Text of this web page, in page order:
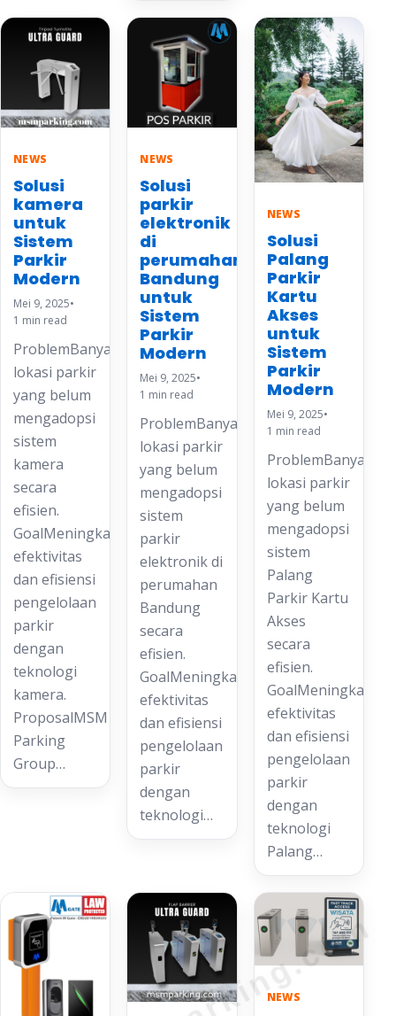
NEWS
Solusi
kamera
untuk
Sistem
Parkir
Modern
Mei 9, 2025•
1 min read
ProblemBanyak
lokasi parkir
yang belum
mengadopsi
sistem
kamera
secara
efisien.
GoalMeningkatkan
efektivitas
dan efisiensi
pengelolaan
parkir
dengan
teknologi
kamera.
ProposalMSM
Parking
Group…
NEWS
Solusi
parkir
elektronik
di
perumahan
Bandung
untuk
Sistem
Parkir
Modern
Mei 9, 2025•
1 min read
ProblemBanyak
lokasi parkir
yang belum
mengadopsi
sistem
parkir
elektronik di
perumahan
Bandung
secara
efisien.
GoalMeningkatkan
efektivitas
dan efisiensi
pengelolaan
parkir
dengan
teknologi…
NEWS
Solusi
Palang
Parkir
Kartu
Akses
untuk
Sistem
Parkir
Modern
Mei 9, 2025•
1 min read
ProblemBanyak
lokasi parkir
yang belum
mengadopsi
sistem
Palang
Parkir Kartu
Akses
secara
efisien.
GoalMeningkatkan
efektivitas
dan efisiensi
pengelolaan
parkir
dengan
teknologi
Palang…
NEWS